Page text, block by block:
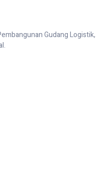
Gudang Logistik,